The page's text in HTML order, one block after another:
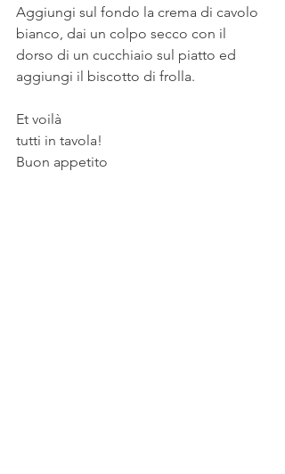
Aggiungi sul fondo la crema di cavolo
bianco, dai un colpo secco con il
dorso di un cucchiaio sul piatto ed
aggiungi il biscotto di frolla.
Et voilà
tutti in tavola!
Buon appetito